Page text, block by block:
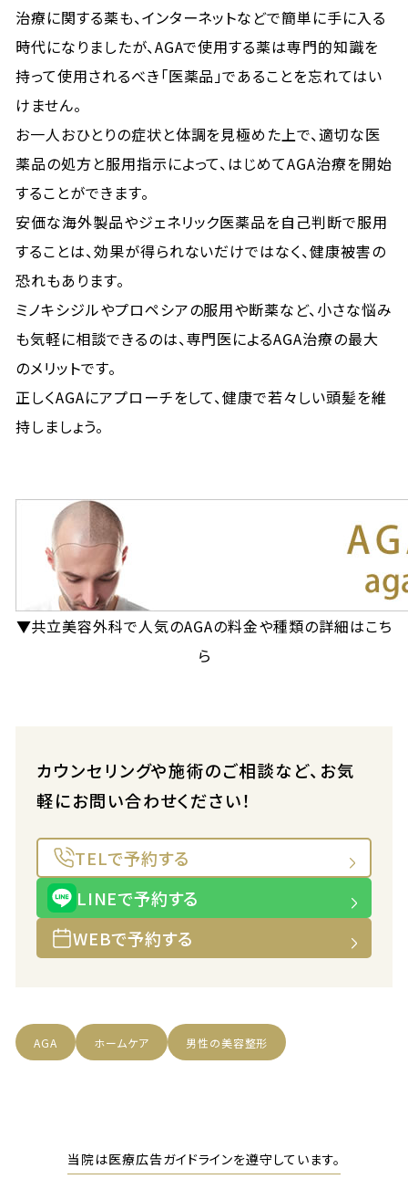
治療に関する薬も、インターネットなどで簡単に手に入る
時代になりましたが、AGAで使用する薬は専門的知識を
持って使用されるべき「医薬品」であることを忘れてはい
けません。
お一人おひとりの症状と体調を見極めた上で、適切な医
薬品の処方と服用指示によって、はじめてAGA治療を開始
することができます。
安価な海外製品やジェネリック医薬品を自己判断で服用
することは、効果が得られないだけではなく、健康被害の
恐れもあります。
ミノキシジルやプロペシアの服用や断薬など、小さな悩み
も気軽に相談できるのは、専門医によるAGA治療の最大
のメリットです。
正しくAGAにアプローチをして、健康で若々しい頭髪を維
持しましょう。
▼共立美容外科で人気のAGAの料金や種類の詳細はこち
ら
カウンセリングや施術のご相談など、お気
軽にお問い合わせください！
TELで予約する
LINEで予約する
WEBで予約する
AGA ホームケア 男性の美容整形
当院は医療広告ガイドラインを遵守しています。